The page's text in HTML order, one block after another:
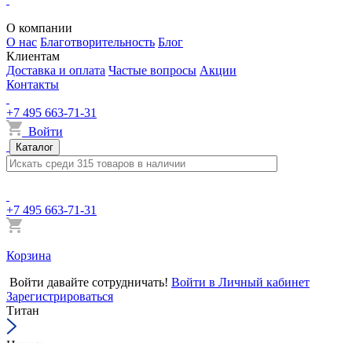
О компании
О нас Благотворительность Блог
Клиентам
Доставка и оплата Частые вопросы Акции
Контакты
+7 495 663-71-31
Войти
Каталог
+7 495 663-71-31
Корзина
Войти давайте сотрудничать! Войти в Личный кабинет
Зарегистрироваться
Титан